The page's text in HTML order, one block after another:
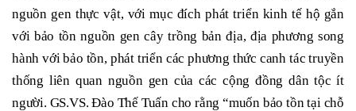
nguồn gen thực vật, với mục đích phát triển kinh tế hộ gắn
với bảo tồn nguồn gen cây trồng bản địa, địa phương song
hành với bảo tồn, phát triển các phương thức canh tác truyền
thống liên quan nguồn gen của các cộng đồng dân tộc ít
người. GS.VS. Đào Thế Tuấn cho rằng “muốn bảo tồn tại chỗ